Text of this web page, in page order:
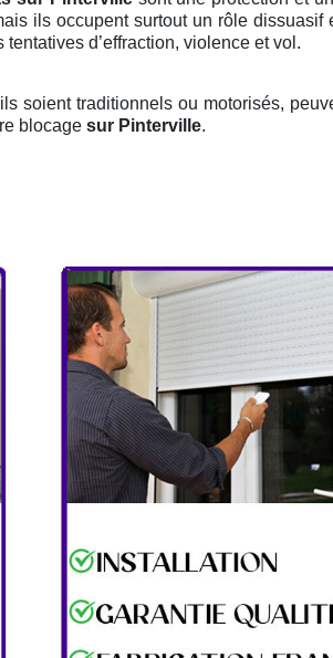
ils occupent surtout un rôle
d’effraction, violence et vol.
soient traditionnels ou motorisés,
blocage sur Pinterville.